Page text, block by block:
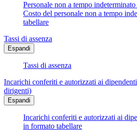
Personale non a tempo
Costo del personale non a tempo
tabellare
Tassi di assenza
Espandi
Tassi di assenza
Incarichi conferiti e autorizzati ai
dirigenti)
Espandi
Incarichi conferiti e autorizzati ai
in formato tabellare